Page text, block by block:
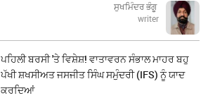
ਸੁਖਮਿੰਦਰ ਭੰਗੂ
writer
ਪਹਿਲੀ ਬਰਸੀ 'ਤੇ ਵਿਸ਼ੇਸ਼! ਵਾਤਾਵਰਨ ਸੰਭਾਲ ਮਾਹਰ ਬਹੁ
ਪੱਖੀ ਸ਼ਖਸੀਅਤ ਜਸਜੀਤ ਸਿੰਘ ਸਮੁੰਦਰੀ (IFS) ਨੂੰ ਯਾਦ
ਕਰਦਿਆਂ